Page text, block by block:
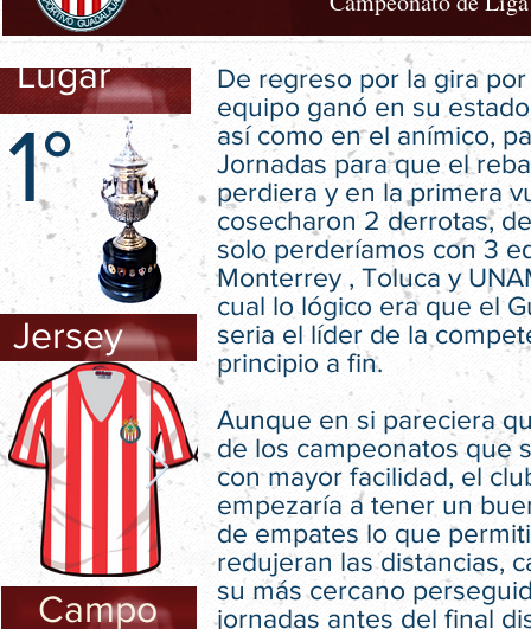
1°
Lugar
Jersey
Campo
De regreso por la gira
equipo ganó en su
así como en el anímico,
Jornadas para que el
perdiera y en la primera
cosecharon 2 derrotas,
solo perderíamos con 3
Monterrey , Toluca y
cual lo lógico era que el
seria el líder de la
principio a fin.
Aunque en si pareciera
de los campeonatos que
con mayor facilidad, el
empezaría a tener un
de empates lo que
redujeran las distancias,
su más cercano
jornadas antes del final